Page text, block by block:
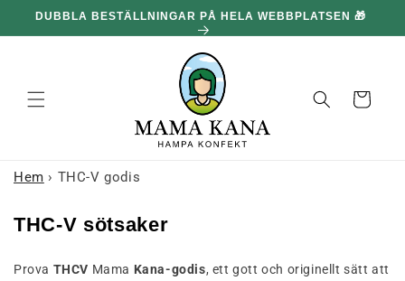
och gå
DUBBLA BESTÄLLNINGAR PÅ HELA WEBBPLATSEN 🎁
Korg
Hem › THC-V godis
K
l
THC-V sötsaker
Prova THCV Mama Kana-godis, ett gott och originellt sätt att